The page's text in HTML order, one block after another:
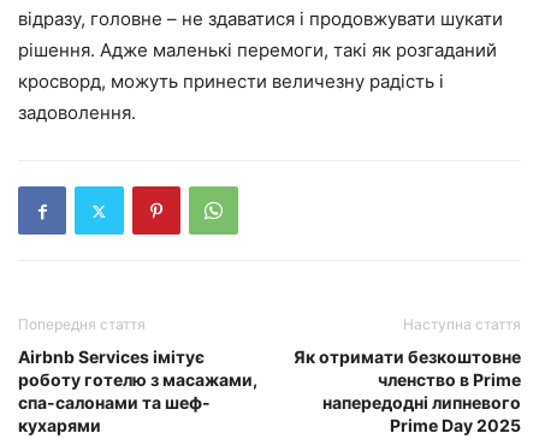
відразу, головне – не здаватися і продовжувати шукати
рішення. Адже маленькі перемоги, такі як розгаданий
кросворд, можуть принести величезну радість і
задоволення.
Попередня стаття
Airbnb Services імітує
роботу готелю з масажами,
спа-салонами та шеф-
кухарями
Наступна стаття
Як отримати безкоштовне
членство в Prime
напередодні липневого
Prime Day 2025